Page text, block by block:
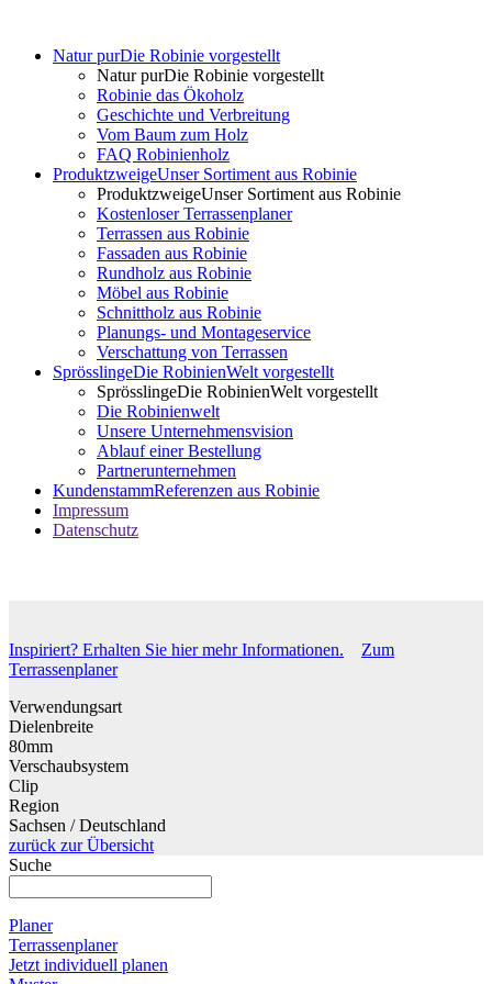
Natur purDie Robinie vorgestellt
Natur purDie Robinie vorgestellt
Robinie das Ökoholz
Geschichte und Verbreitung
Vom Baum zum Holz
FAQ Robinienholz
ProduktzweigeUnser Sortiment aus Robinie
ProduktzweigeUnser Sortiment aus Robinie
Kostenloser Terrassenplaner
Terrassen aus Robinie
Fassaden aus Robinie
Rundholz aus Robinie
Möbel aus Robinie
Schnittholz aus Robinie
Planungs- und Montageservice
Verschattung von Terrassen
SprösslingeDie RobinienWelt vorgestellt
SprösslingeDie RobinienWelt vorgestellt
Die Robinienwelt
Unsere Unternehmensvision
Ablauf einer Bestellung
Partnerunternehmen
KundenstammReferenzen aus Robinie
Impressum
Datenschutz
Inspiriert? Erhalten Sie hier mehr Informationen.
Zum
Terrassenplaner
Verwendungsart
Dielenbreite
80mm
Verschaubsystem
Clip
Region
Sachsen / Deutschland
zurück zur Übersicht
Suche
Planer
Terrassenplaner
Jetzt individuell planen